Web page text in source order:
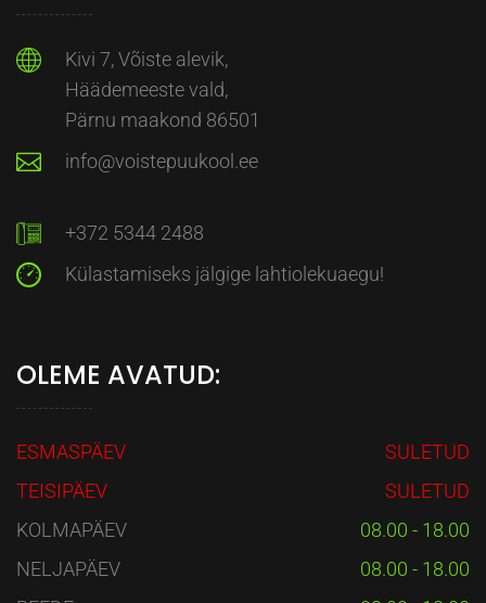
Kivi 7, Võiste alevik,
Häädemeeste vald,
Pärnu maakond 86501
info@voistepuukool.ee
+372 5344 2488
Külastamiseks jälgige lahtiolekuaegu!
OLEME AVATUD:
ESMASPÄEV
SULETUD
TEISIPÄEV
SULETUD
KOLMAPÄEV
08.00 - 18.00
NELJAPÄEV
08.00 - 18.00